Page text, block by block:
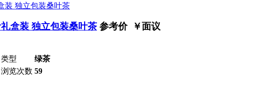
盒装 独立包装桑叶茶 参考价 ￥面议
类型
绿茶
浏览次数 59